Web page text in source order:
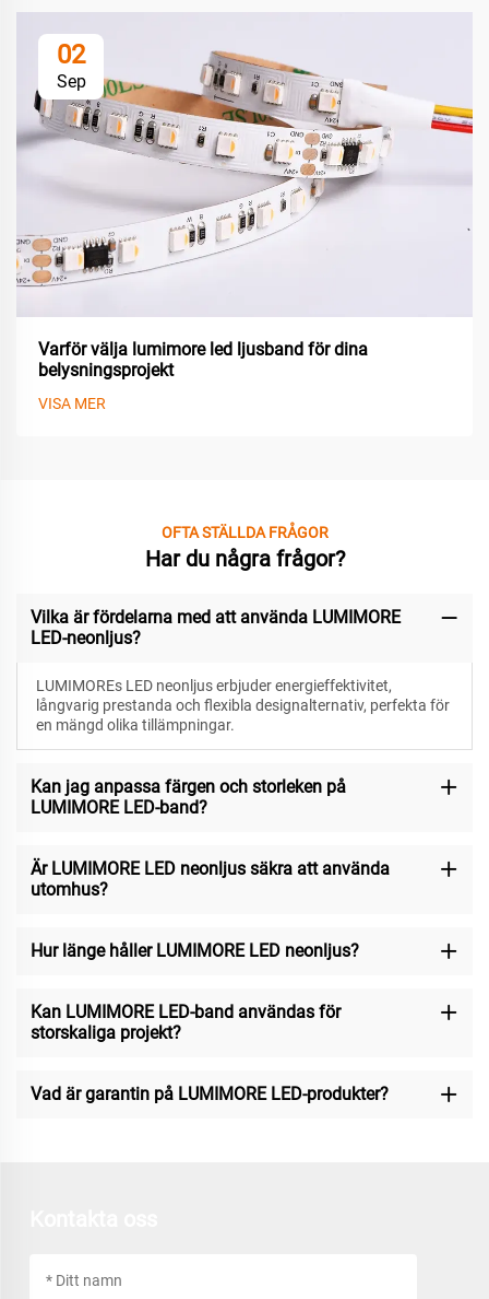
02
Sep
Varför välja lumimore led ljusband för dina
belysningsprojekt
VISA MER
OFTA STÄLLDA FRÅGOR
Har du några frågor?
Vilka är fördelarna med att använda LUMIMORE
LED-neonljus?
LUMIMOREs LED neonljus erbjuder energieffektivitet,
långvarig prestanda och flexibla designalternativ, perfekta för
en mängd olika tillämpningar.
Kan jag anpassa färgen och storleken på
LUMIMORE LED-band?
Är LUMIMORE LED neonljus säkra att använda
utomhus?
Hur länge håller LUMIMORE LED neonljus?
Kan LUMIMORE LED-band användas för
storskaliga projekt?
Vad är garantin på LUMIMORE LED-produkter?